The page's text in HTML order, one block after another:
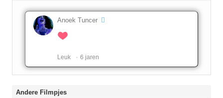
Anoek Tuncer
Leuk ️ 6 jaren
Andere Filmpjes